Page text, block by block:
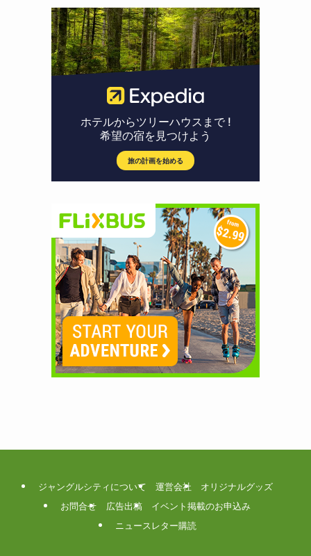
ジャングルシティについて 運営会社
オリジナルグッズ
お問合せ
広告出稿
イベント掲載のお申込み
ニュースレター購読